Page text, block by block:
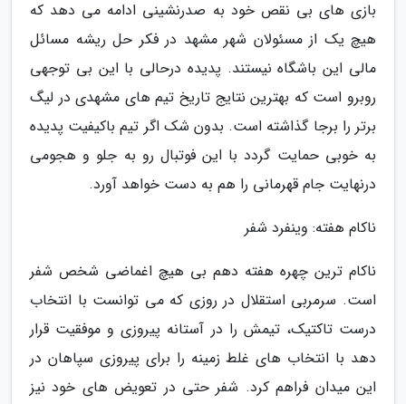
بازی های بی نقص خود به صدرنشینی ادامه می دهد که
هیچ یک از مسئولان شهر مشهد در فکر حل ریشه مسائل
مالی این باشگاه نیستند. پدیده درحالی با این بی توجهی
روبرو است که بهترین نتایج تاریخ تیم های مشهدی در لیگ
برتر را برجا گذاشته است. بدون شک اگر تیم باکیفیت پدیده
به خوبی حمایت گردد با این فوتبال رو به جلو و هجومی
درنهایت جام قهرمانی را هم به دست خواهد آورد.
ناکام هفته: وینفرد شفر
ناکام ترین چهره هفته دهم بی هیچ اغماضی شخص شفر
است. سرمربی استقلال در روزی که می توانست با انتخاب
درست تاکتیک، تیمش را در آستانه پیروزی و موفقیت قرار
دهد با انتخاب های غلط زمینه را برای پیروزی سپاهان در
این میدان فراهم کرد. شفر حتی در تعویض های خود نیز